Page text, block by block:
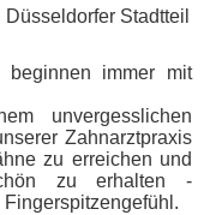
Stadtteil
immer mit
unvergesslichen
Zahnarztpraxis
zu erreichen und
zu erhalten -